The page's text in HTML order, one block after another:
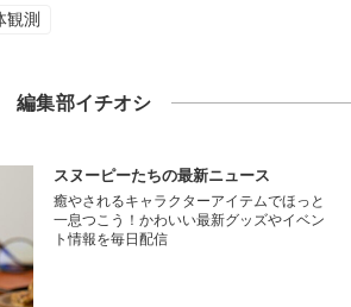
観測
編集部イチオシ
スヌーピーたちの最新ニュース
癒やされるキャラクターアイテムでほっと
一息つこう！かわいい最新グッズやイベン
ト情報を毎日配信